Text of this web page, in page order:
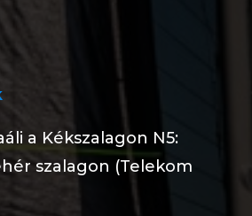
a Kékszalagon N5:
szalagon (Telekom